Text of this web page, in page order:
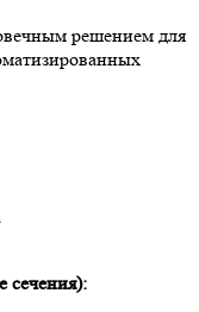
решением для
сечения):